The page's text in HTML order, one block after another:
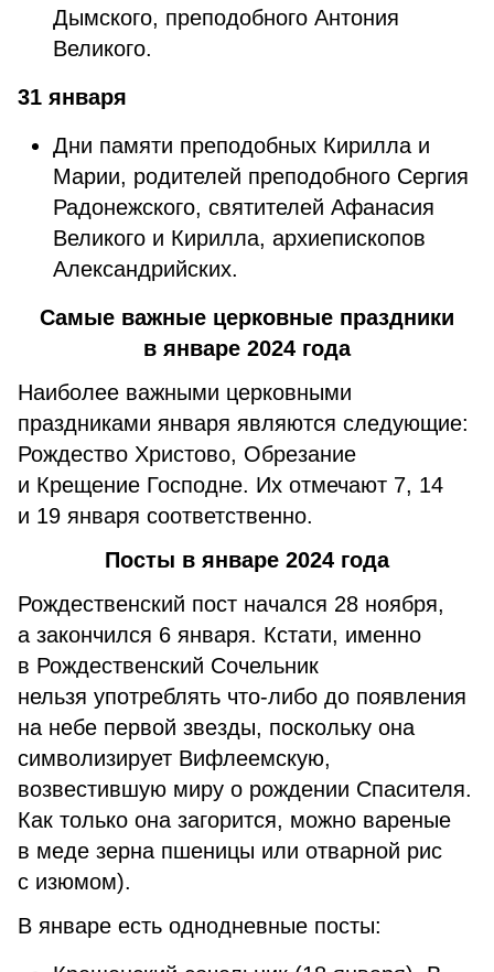
Дымского, преподобного Антония
Великого.
31 января
Дни памяти преподобных Кирилла и
Марии, родителей преподобного Сергия
Радонежского, святителей Афанасия
Великого и Кирилла, архиепископов
Александрийских.
Самые важные церковные праздники
в январе 2024 года
Наиболее важными церковными
праздниками января являются следующие:
Рождество Христово, Обрезание
и Крещение Господне. Их отмечают 7, 14
и 19 января соответственно.
Посты в январе 2024 года
Рождественский пост начался 28 ноября,
а закончился 6 января. Кстати, именно
в Рождественский Сочельник
нельзя употреблять что-либо до появления
на небе первой звезды, поскольку она
символизирует Вифлеемскую,
возвестившую миру о рождении Спасителя.
Как только она загорится, можно вареные
в меде зерна пшеницы или отварной рис
с изюмом).
В январе есть однодневные посты: